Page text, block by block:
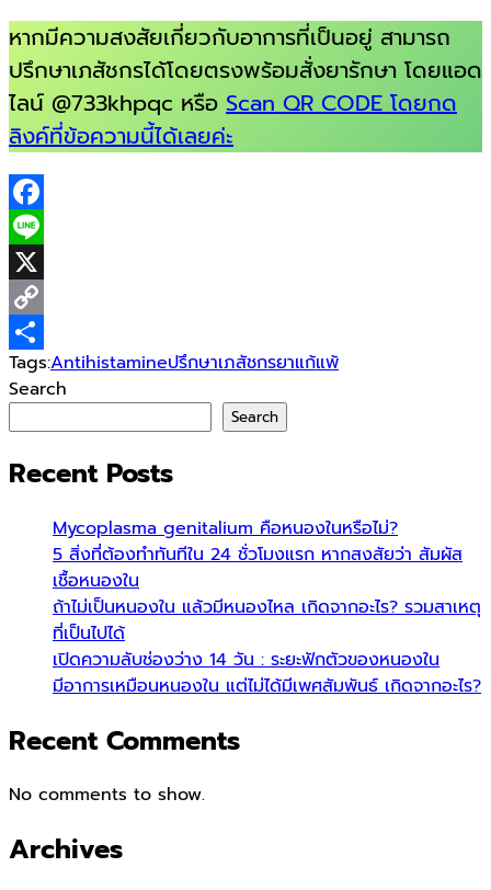
หากมีความสงสัยเกี่ยวกับอาการที่เป็นอยู่ สามารถ
ปรึกษาเภสัชกรได้โดยตรงพร้อมสั่งยารักษา โดยแอด
ไลน์ @733khpqc หรือ Scan QR CODE โดยกด
ลิงค์ที่ข้อความนี้ได้เลยค่ะ
Facebook
Line
X
Copy
Link
Share
Tags:Antihistamineปรึกษาเภสัชกรยาแก้แพ้
Search
Search
Recent Posts
Mycoplasma genitalium คือหนองในหรือไม่?
5 สิ่งที่ต้องทำทันทีใน 24 ชั่วโมงแรก หากสงสัยว่า สัมผัส
เชื้อหนองใน
ถ้าไม่เป็นหนองใน แล้วมีหนองไหล เกิดจากอะไร? รวมสาเหตุ
ที่เป็นไปได้
เปิดความลับช่องว่าง 14 วัน : ระยะฟักตัวของหนองใน
มีอาการเหมือนหนองใน แต่ไม่ได้มีเพศสัมพันธ์ เกิดจากอะไร?
Recent Comments
No comments to show.
Archives